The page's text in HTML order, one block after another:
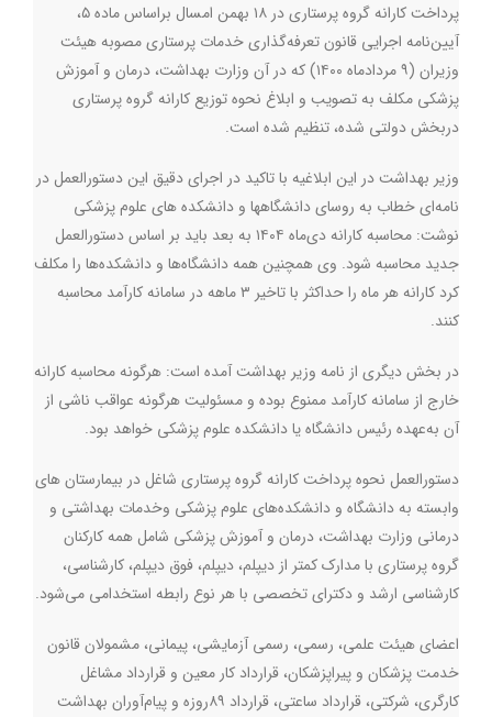
پرداخت کارانه گروه پرستاری در ۱۸ بهمن‌ امسال براساس ماده ۵،
آیین‌نامه اجرایی قانون تعرفه‌گذاری خدمات پرستاری مصوبه هیئت
وزیران (۹ مردادماه ۱۴۰۰) که در آن وزارت بهداشت، درمان و آموزش
پزشکی مکلف به تصویب و ابلاغ نحوه توزیع کارانه گروه پرستاری
دربخش دولتی شده، تنظیم شده است.
وزیر بهداشت در این ابلاغیه با تاکید در اجرای دقیق این دستورالعمل در
نامه‌ای خطاب به روسای دانشگاهها و دانشکده های علوم پزشکی
نوشت: محاسبه کارانه دی‌ماه ۱۴۰۴ به بعد باید بر اساس دستورالعمل
جدید محاسبه شود. وی همچنین همه دانشگاه‌ها و دانشکده‌ها را مکلف
کرد کارانه هر ماه را حداکثر با تاخیر ۳ ماهه در سامانه کارآمد محاسبه
کنند.
در بخش دیگری از نامه وزیر بهداشت آمده است: هرگونه محاسبه کارانه
خارج از سامانه کارآمد ممنوع بوده و مسئولیت هرگونه عواقب ناشی از
آن به‌عهده رئیس دانشگاه یا دانشکده علوم پزشکی خواهد بود.
دستورالعمل نحوه پرداخت کارانه گروه پرستاری شاغل در بیمارستان های
وابسته به دانشگاه و دانشکده‌های علوم پزشکی وخدمات بهداشتی و
درمانی وزارت بهداشت، درمان و آموزش پزشکی شامل همه کارکنان
گروه پرستاری با مدارک کمتر از دیپلم، دیپلم، فوق دیپلم، کارشناسی،
کارشناسی ارشد و دکترای تخصصی با هر نوع رابطه استخدامی می‌شود.
اعضای هیئت علمی، رسمی، رسمی آزمایشی، پیمانی، مشمولان قانون
خدمت پزشکان و پیراپزشکان، قرارداد کار معین و قرارداد مشاغل
کارگری، شرکتی، قرارداد ساعتی، قرارداد ۸۹روزه و پیام‌آوران بهداشت